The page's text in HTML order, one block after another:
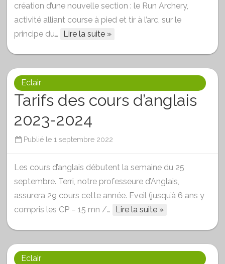
création d’une nouvelle section : le Run Archery,
activité alliant course à pied et tir à l’arc, sur le
principe du…
Lire la suite »
Eclair
Tarifs des cours d’anglais
2023-2024
Publié le 1 septembre 2022
Les cours d’anglais débutent la semaine du 25
septembre. Terri, notre professeure d’Anglais,
assurera 29 cours cette année. Eveil (jusqu’à 6 ans y
compris les CP – 15 mn /…
Lire la suite »
Eclair